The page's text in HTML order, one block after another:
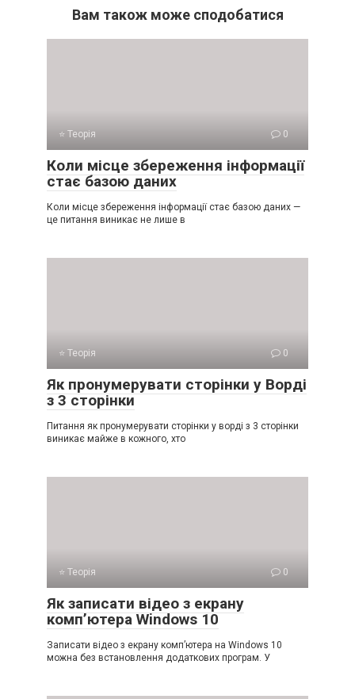
Вам також може сподобатися
⭐ Теорія 0
Коли місце збереження інформації
стає базою даних
Коли місце збереження інформації стає базою даних —
це питання виникає не лише в
⭐ Теорія 0
Як пронумерувати сторінки у Ворді
з 3 сторінки
Питання як пронумерувати сторінки у ворді з 3 сторінки
виникає майже в кожного, хто
⭐ Теорія 0
Як записати відео з екрану
комп’ютера Windows 10
Записати відео з екрану комп’ютера на Windows 10
можна без встановлення додаткових програм. У